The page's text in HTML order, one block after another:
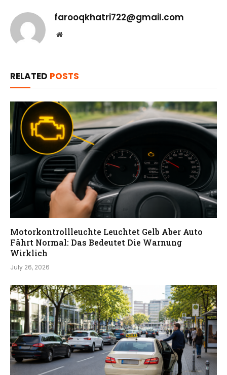
farooqkhatri722@gmail.com
Website
RELATED POSTS
Motorkontrollleuchte Leuchtet Gelb Aber Auto
Fährt Normal: Das Bedeutet Die Warnung
Wirklich
July 26, 2026